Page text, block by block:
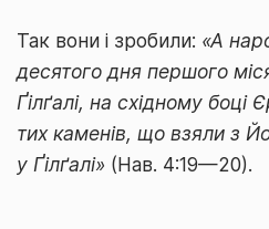
Так вони і зробили: «А
десятого дня першого
Ґілґалі, на східному
тих каменів, що взяли з
у Ґілґалі» (Нав. 4:19—20).